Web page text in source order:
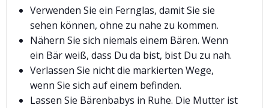
Verwenden Sie ein Fernglas, damit Sie sie
sehen können, ohne zu nahe zu kommen.
Nähern Sie sich niemals einem Bären. Wenn
ein Bär weiß, dass Du da bist, bist Du zu nah.
Verlassen Sie nicht die markierten Wege,
wenn Sie sich auf einem befinden.
Lassen Sie Bärenbabys in Ruhe. Die Mutter ist